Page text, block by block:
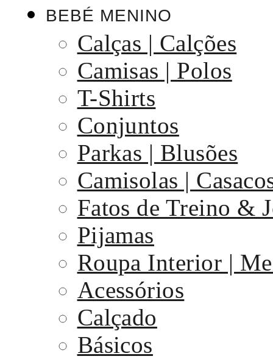
BEBÉ MENINO
Calças | Calções
Camisas | Polos
T-Shirts
Conjuntos
Parkas | Blusões
Camisolas |
Fatos de Treino &
Pijamas
Roupa Interior |
Acessórios
Calçado
Básicos